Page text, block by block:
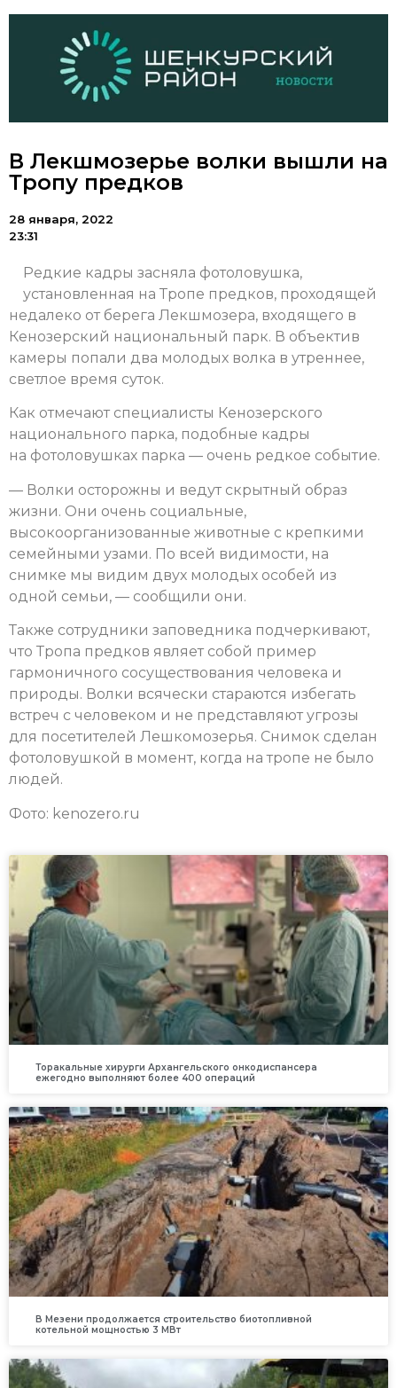
В Лекшмозерье волки вышли на
Тропу предков
28 января, 2022
23:31
Редкие кадры засняла фотоловушка,
установленная на Тропе предков, проходящей
недалеко от берега Лекшмозера, входящего в
Кенозерский национальный парк. В объектив
камеры попали два молодых волка в утреннее,
светлое время суток.
Как отмечают специалисты Кенозерского
национального парка, подобные кадры
на фотоловушках парка — очень редкое событие.
— Волки осторожны и ведут скрытный образ
жизни. Они очень социальные,
высокоорганизованные животные с крепкими
семейными узами. По всей видимости, на
снимке мы видим двух молодых особей из
одной семьи, — сообщили они.
Также сотрудники заповедника подчеркивают,
что Тропа предков являет собой пример
гармоничного сосуществования человека и
природы. Волки всячески стараются избегать
встреч с человеком и не представляют угрозы
для посетителей Лешкомозерья. Снимок сделан
фотоловушкой в момент, когда на тропе не было
людей.
Фото: kenozero.ru
Торакальные хирурги Архангельского онкодиспансера
ежегодно выполняют более 400 операций
В Мезени продолжается строительство биотопливной
котельной мощностью 3 МВт